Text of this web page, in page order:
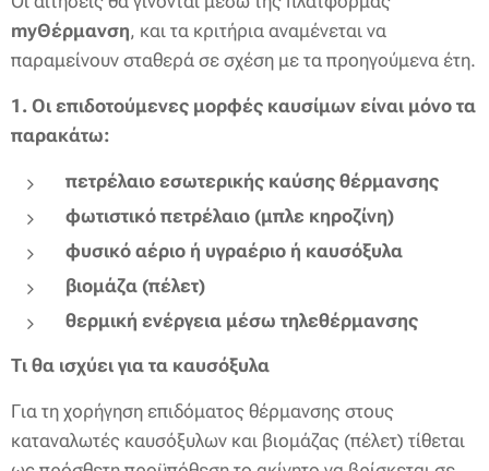
myΘέρμανση, και τα κριτήρια αναμένεται να
παραμείνουν σταθερά σε σχέση με τα προηγούμενα έτη.
1. Οι επιδοτούμενες μορφές καυσίμων είναι μόνο τα
παρακάτω:
πετρέλαιο εσωτερικής καύσης θέρμανσης
φωτιστικό πετρέλαιο (μπλε κηροζίνη)
φυσικό αέριο ή υγραέριο ή καυσόξυλα
βιομάζα (πέλετ)
θερμική ενέργεια μέσω τηλεθέρμανσης
Τι θα ισχύει για τα καυσόξυλα
Για τη χορήγηση επιδόματος θέρμανσης στους
καταναλωτές καυσόξυλων και βιομάζας (πέλετ) τίθεται